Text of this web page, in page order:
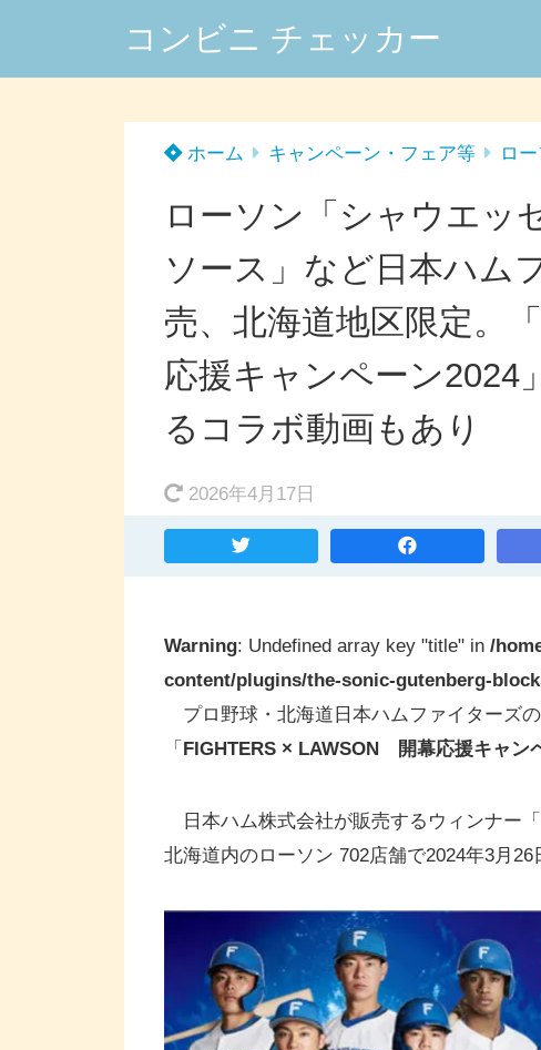
コンビニ チェッカー
ホーム キャンペーン・フェア等 ロ
ローソン「シャウエッ
ソース」など日本ハム
売、北海道地区限定。
応援キャンペーン2024
るコラボ動画もあり
2026年4月17日
Warning: Undefined array key "title" in /
content/plugins/the-sonic-gutenberg-
プロ野球・北海道日本ハムファイターズ
「 FIGHTERS × LAWSON 開幕応援キャン
日本ハム株式会社が販売するウィンナー「
北海道内のローソン 702店舗で2024年3月26